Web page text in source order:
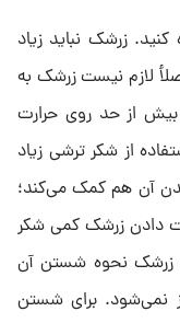
زرشک نباید زیاد
لازم نیست زرشک به
بیش از حد روی حرارت
از شکر ترشی زیاد
آن هم کمک می‌کند؛
دادن زرشک کمی شکر
زرشک نحوه شستن آن
نمی‌شود. برای شستن